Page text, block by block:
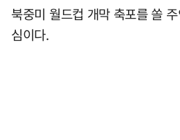
북중미 월드컵 개막 축포를 쏠
심이다.